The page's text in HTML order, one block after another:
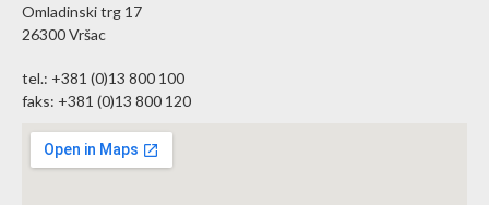
Omladinski trg 17
26300 Vršac
tel.: +381 (0)13 800 100
faks: +381 (0)13 800 120